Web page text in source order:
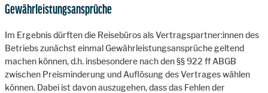
Gewährleistungsansprüche
Im Ergebnis dürften die Reisebüros als Vertragspartner:innen des
Betriebs zunächst einmal Gewährleistungsansprüche geltend
machen können, d.h. insbesondere nach den §§ 922 ff ABGB
zwischen Preisminderung und Auflösung des Vertrages wählen
können. Dabei ist davon auszugehen, dass das Fehlen der